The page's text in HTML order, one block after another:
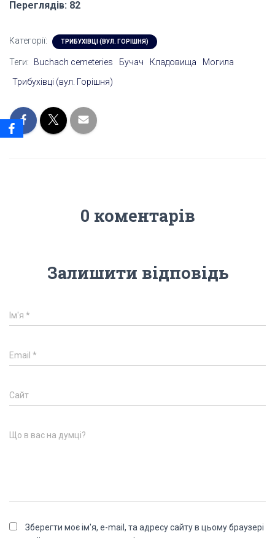
Переглядів: 82
Категорії: ТРИБУХІВЦІ (ВУЛ. ГОРІШНЯ)
Теги: Buchach cemeteries Бучач Кладовища
Могила
Трибухівці (вул. Горішня)
0 коментарів
Залишити відповідь
Ім'я *
Email *
Сайт
Що в вас на думці?
Зберегти моє ім'я, e-mail, та адресу сайту в цьому браузері